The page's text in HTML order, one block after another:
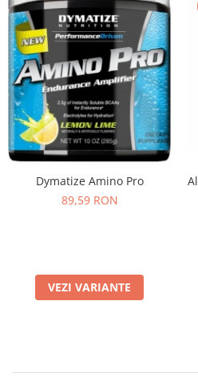
Dymatize Amino Pro
89,59 RON
VEZI VARIANTE